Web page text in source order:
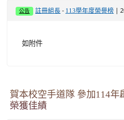
公告 註冊組長 - 113學年度榮譽榜 |
如附件
賀本校空手道隊 參加114年
榮獲佳績